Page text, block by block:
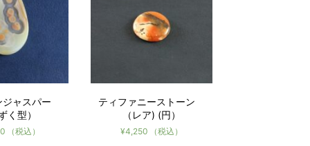
ジャスパー
く型）
（税込）
ティファニーストーン
（レア) (円）
¥4,250 （税込）